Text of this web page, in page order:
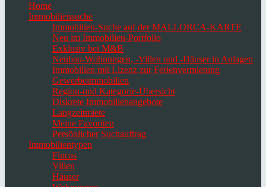
Home
Immobiliensuche
Immobilien-Suche auf der MALLORCA-KARTE
Neu im Immobilien-Portfolio
Exklusiv bei M&B
Neubau-Wohnungen, -Villen und -Häuser in Anlagen
Immobilien mit Lizenz zur Ferienvermietung
Gewerbeimmobilien
Region-und Kategorie-Übersicht
Diskrete Immobilienangebote
Langzeitmiete
Meine Favoriten
Persönlicher Suchauftrag
Immobilientypen
Fincas
Villen
Häuser